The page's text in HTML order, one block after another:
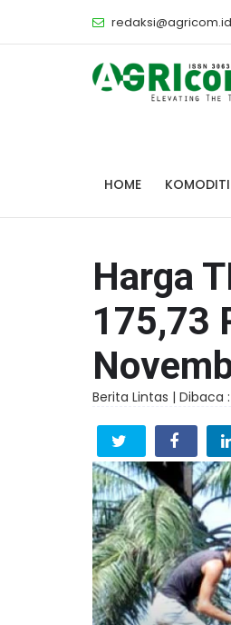
redaksi@agricom.id
HOME KOMODITI
Harga
175,73
Berita Lintas | Dibaca